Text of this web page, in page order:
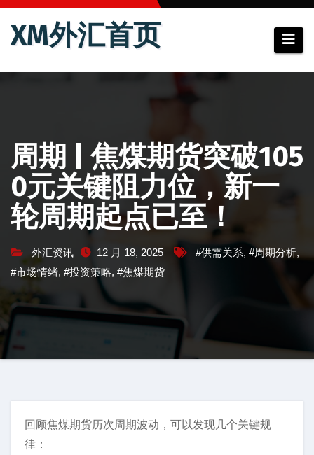
跳
XM外汇首页
周期 | 焦煤期货突破105
0元关键阻力位，新一
轮周期起点已至！
外汇资讯 12 月 18, 2025 #供需关系, #周期分析,
#市场情绪, #投资策略, #焦煤期货
回顾焦煤期货历次周期波动，可以发现几个关键规
律：